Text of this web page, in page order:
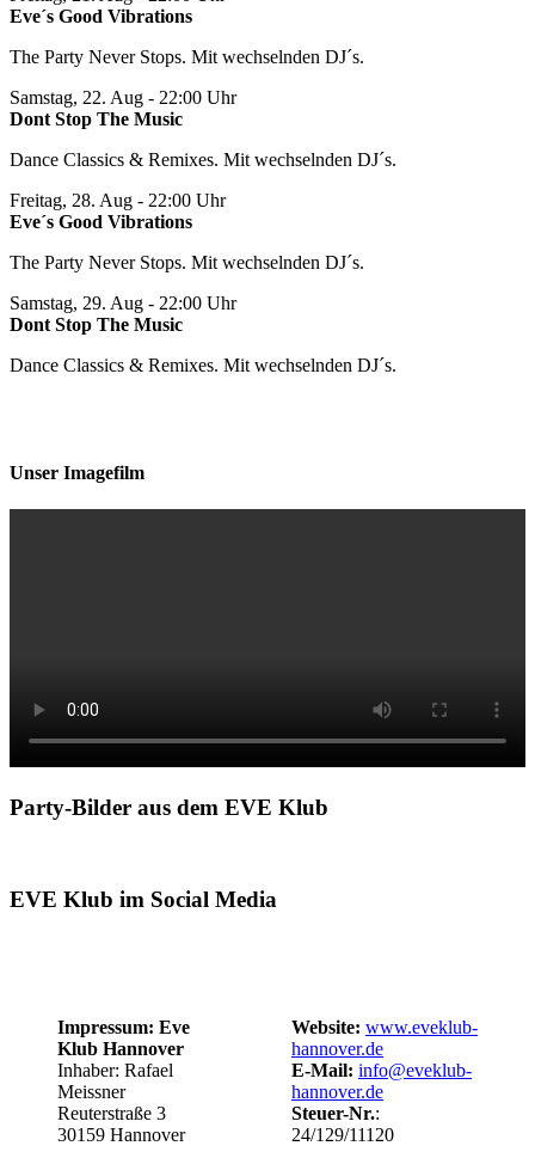
Eve´s Good Vibrations
The Party Never Stops. Mit wechselnden DJ´s.
Samstag, 22. Aug - 22:00 Uhr
Dont Stop The Music
Dance Classics & Remixes. Mit wechselnden DJ´s.
Freitag, 28. Aug - 22:00 Uhr
Eve´s Good Vibrations
The Party Never Stops. Mit wechselnden DJ´s.
Samstag, 29. Aug - 22:00 Uhr
Dont Stop The Music
Dance Classics & Remixes. Mit wechselnden DJ´s.
Unser Imagefilm
Party-Bilder aus dem EVE Klub
EVE Klub im Social Media
Impressum: Eve
Klub Hannover
Inhaber: Rafael
Meissner
Reuterstraße 3
30159 Hannover
Website: www.eveklub-
hannover.de
E-Mail: info@eveklub-
hannover.de
Steuer-Nr.:
24/129/11120